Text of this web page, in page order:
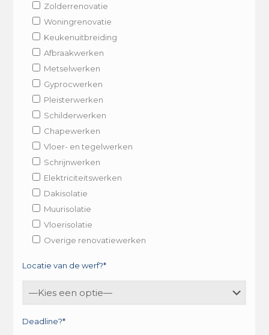
Zolderrenovatie
Woningrenovatie
Keukenuitbreiding
Afbraakwerken
Metselwerken
Gyprocwerken
Pleisterwerken
Schilderwerken
Chapewerken
Vloer- en tegelwerken
Schrijnwerken
Elektriciteitswerken
Dakisolatie
Muurisolatie
Vloerisolatie
Overige renovatiewerken
Locatie van de werf?*
Deadline?*